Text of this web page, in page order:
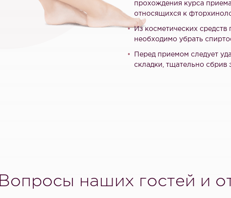
прохождения курса
относящихся к
Из косметических
необходимо убрать
Перед приемом следует
складки, тщательно сбрив
Вопросы наших гостей и